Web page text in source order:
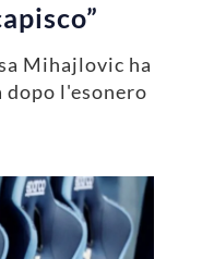
Mihajlovic ha
l'esonero